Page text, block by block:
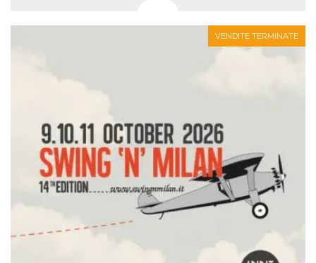
VENDITE TERMINATE